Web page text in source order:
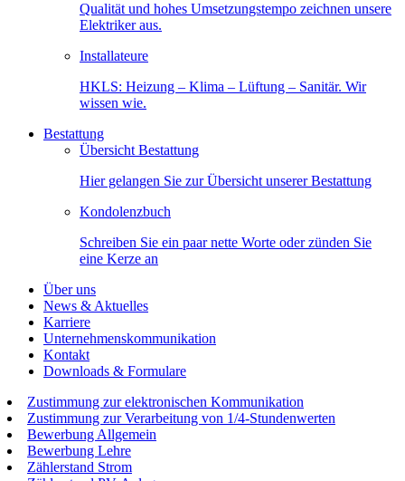
Qualität und hohes Umsetzungstempo zeichnen unsere
Elektriker aus.
Installateure
HKLS: Heizung – Klima – Lüftung – Sanitär. Wir
wissen wie.
Bestattung
Übersicht Bestattung
Hier gelangen Sie zur Übersicht unserer Bestattung
Kondolenzbuch
Schreiben Sie ein paar nette Worte oder zünden Sie
eine Kerze an
Über uns
News & Aktuelles
Karriere
Unternehmenskommunikation
Kontakt
Downloads & Formulare
Zustimmung zur elektronischen Kommunikation
Zustimmung zur Verarbeitung von 1/4-Stundenwerten
Bewerbung Allgemein
Bewerbung Lehre
Zählerstand Strom